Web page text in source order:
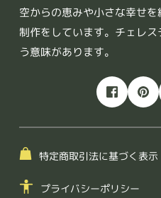
空からの恵みや小さな幸せ
制作をしています。チェレ
う意味があります。
特定商取引法に基づく表示
プライバシーポリシー